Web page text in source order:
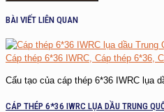
BÀI VIẾT LIÊN QUAN
Cấu tạo của cáp thép 6*36 IWRC lụa
CÁP THÉP 6*36 IWRC LỤA DẦU TRUNG